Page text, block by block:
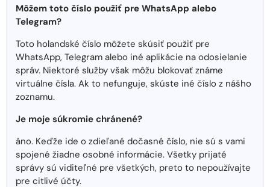
Môžem toto číslo použiť pre WhatsApp alebo
Telegram?
Toto holandské číslo môžete skúsiť použiť pre
WhatsApp, Telegram alebo iné aplikácie na odosielanie
správ. Niektoré služby však môžu blokovať známe
virtuálne čísla. Ak to nefunguje, skúste iné číslo z nášho
zoznamu.
Je moje súkromie chránené?
áno. Keďže ide o zdieľané dočasné číslo, nie sú s vami
spojené žiadne osobné informácie. Všetky prijaté
správy sú viditeľné pre všetkých, preto to nepoužívajte
pre citlivé účty.